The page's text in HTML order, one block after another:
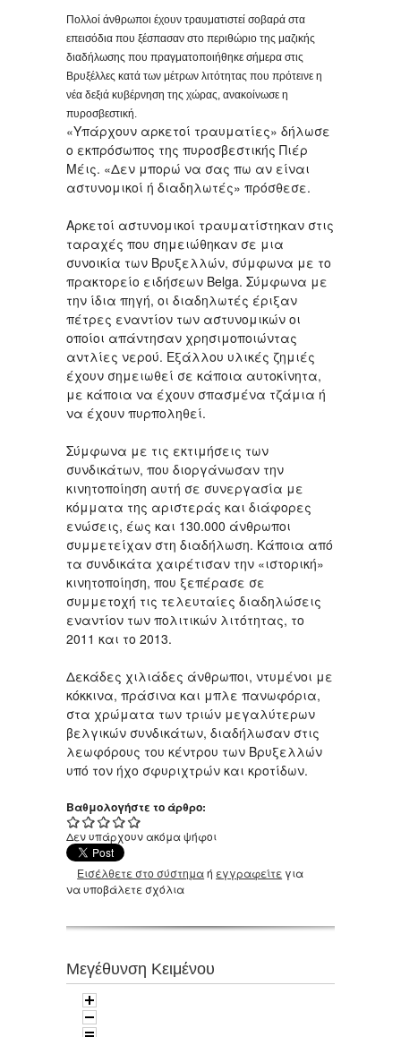
Πολλοί άνθρωποι έχουν τραυματιστεί σοβαρά στα
επεισόδια που ξέσπασαν στο περιθώριο της μαζικής
διαδήλωσης που πραγματοποιήθηκε σήμερα στις
Βρυξέλλες κατά των μέτρων λιτότητας που πρότεινε η
νέα δεξιά κυβέρνηση της χώρας, ανακοίνωσε η
πυροσβεστική.
«Υπάρχουν αρκετοί τραυματίες» δήλωσε
ο εκπρόσωπος της πυροσβεστικής Πιέρ
Μέις. «Δεν μπορώ να σας πω αν είναι
αστυνομικοί ή διαδηλωτές» πρόσθεσε.
Αρκετοί αστυνομικοί τραυματίστηκαν στις
ταραχές που σημειώθηκαν σε μια
συνοικία των Βρυξελλών, σύμφωνα με το
πρακτορείο ειδήσεων Belga. Σύμφωνα με
την ίδια πηγή, οι διαδηλωτές έριξαν
πέτρες εναντίον των αστυνομικών οι
οποίοι απάντησαν χρησιμοποιώντας
αντλίες νερού. Εξάλλου υλικές ζημιές
έχουν σημειωθεί σε κάποια αυτοκίνητα,
με κάποια να έχουν σπασμένα τζάμια ή
να έχουν πυρποληθεί.
Σύμφωνα με τις εκτιμήσεις των
συνδικάτων, που διοργάνωσαν την
κινητοποίηση αυτή σε συνεργασία με
κόμματα της αριστεράς και διάφορες
ενώσεις, έως και 130.000 άνθρωποι
συμμετείχαν στη διαδήλωση. Κάποια από
τα συνδικάτα χαιρέτισαν την «ιστορική»
κινητοποίηση, που ξεπέρασε σε
συμμετοχή τις τελευταίες διαδηλώσεις
εναντίον των πολιτικών λιτότητας, το
2011 και το 2013.
Δεκάδες χιλιάδες άνθρωποι, ντυμένοι με
κόκκινα, πράσινα και μπλε πανωφόρια,
στα χρώματα των τριών μεγαλύτερων
βελγικών συνδικάτων, διαδήλωσαν στις
λεωφόρους του κέντρου των Βρυξελλών
υπό τον ήχο σφυριχτρών και κροτίδων.
Βαθμολογήστε το άρθρο:
Δεν υπάρχουν ακόμα ψήφοι
Εισέλθετε στο σύστημαή εγγραφείτε για
να υποβάλετε σχόλια
Μεγέθυνση Κειμένου